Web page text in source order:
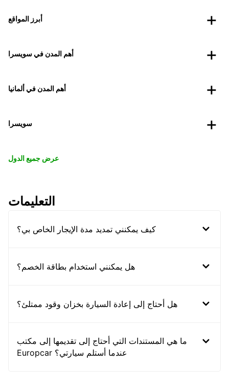
أبرز المواقع
أهم المدن في سويسرا
أهم المدن في ألمانيا
سويسرا
عرض جميع الدول
التعليمات
كيف يمكنني تمديد مدة الإيجار الخاص بي؟
هل يمكنني استخدام بطاقة الخصم؟
هل أحتاج إلى إعادة السيارة بخزان وقود ممتلئ؟
ما هي المستندات التي أحتاج إلى تقديمها إلى مكتب
Europcar عندما أستلم سيارتي؟